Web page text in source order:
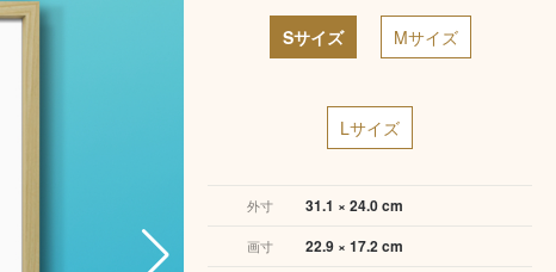
Sサイズ Mサイズ
Lサイズ
外寸 31.1 × 24.0 cm
画寸 22.9 × 17.2 cm